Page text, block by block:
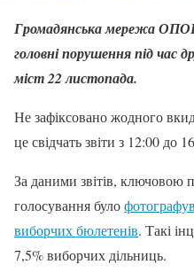
Громадянська мережа
головні порушення під час
міст 22 листопада.
Не зафіксовано жодного
це свідчать звіти з 12:00 до
За даними звітів, ключовою
голосування було
виборчих бюлетенів. Такі
7,5% виборчих дільниць.